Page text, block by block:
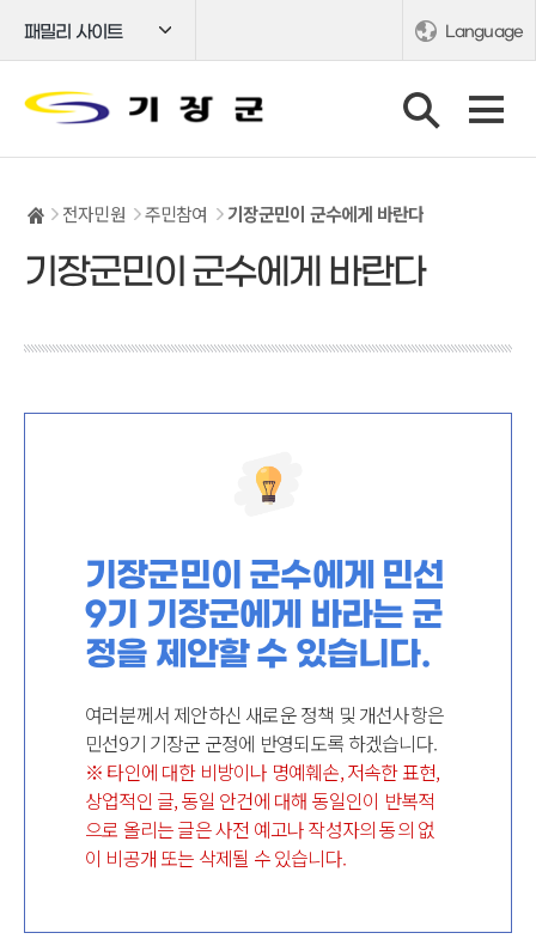
패밀리 사이트 Language
전자민원 주민참여 기장군민이 군수에게 바란다
기장군민이 군수에게 바란다
기장군민이 군수에게 민선
9기 기장군에게 바라는 군
정을 제안할 수 있습니다.
여러분께서 제안하신 새로운 정책 및 개선사항은
민선9기 기장군 군정에 반영되도록 하겠습니다.
※ 타인에 대한 비방이나 명예훼손, 저속한 표현,
상업적인 글, 동일 안건에 대해 동일인이 반복적
으로 올리는 글은 사전 예고나 작성자의 동의 없
이 비공개 또는 삭제될 수 있습니다.